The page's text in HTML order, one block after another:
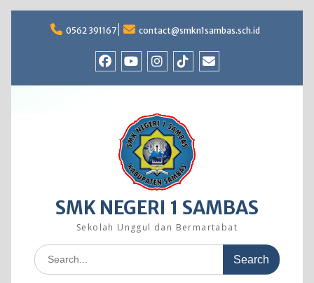
0562 391167 contact@smkn1sambas.sch.id
SMK NEGERI 1 SAMBAS
Sekolah Unggul dan Bermartabat
Search
for: